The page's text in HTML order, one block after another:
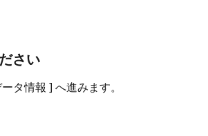
さい
タ情報 ] へ進みます。